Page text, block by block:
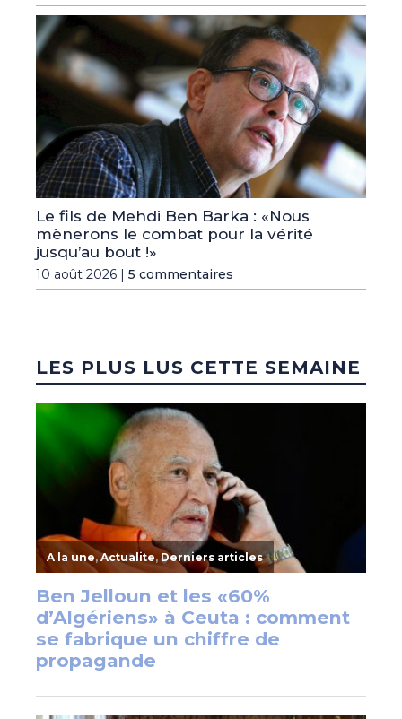
Le fils de Mehdi Ben Barka : «Nous
mènerons le combat pour la vérité
jusqu’au bout !»
10 août 2026 | 5 commentaires
LES PLUS LUS CETTE SEMAINE